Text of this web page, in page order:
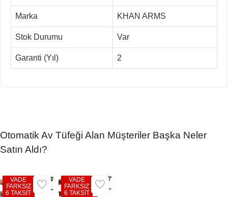
Marka KHAN ARMS
Stok Durumu Var
Garanti (Yıl) 2
Otomatik Av Tüfeği Alan Müşteriler Başka Neler
Satın Aldı?
VADE
FARKSIZ
6 TAKSİT
VADE
FARKSIZ
6 TAKSİT